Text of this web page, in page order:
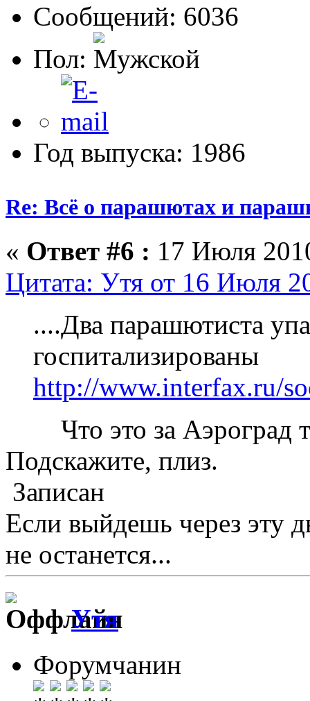
Сообщений: 6036
Пол:
Год выпуска: 1986
Re: Всё о парашютах и
« Ответ #6 : 17 Июля
Цитата: Утя от 16 Июля
....Два парашютиста
госпитализированы
http://www.interfax.ru/
Что это за Аэроград
Подскажите, плиз.
Записан
Если выйдешь через эту
не останется...
Утя
Форумчанин